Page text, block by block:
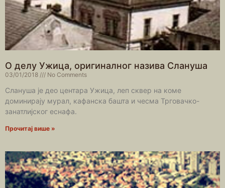
О делу Ужица, оригиналног назива Слануша
03/01/2018 No Comments
Слануша је део центара Ужица, леп сквер на коме
доминирају мурал, кафанска башта и чесма Трговачко-
занатлијског еснафа.
Прочитај више »